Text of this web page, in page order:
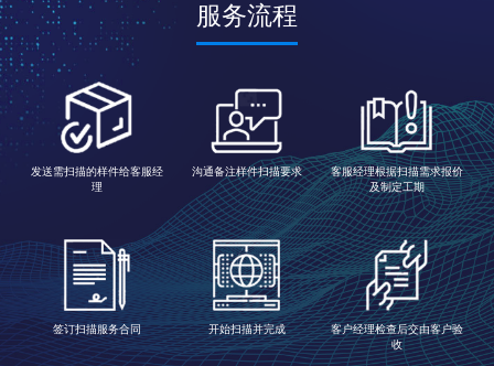
服务流程
发送需扫描的样件给客服经
理
沟通备注样件扫描要求
客服经理根据扫描需求报价
及制定工期
签订扫描服务合同 开始扫描并完成
客户经理检查后交由客户验
收